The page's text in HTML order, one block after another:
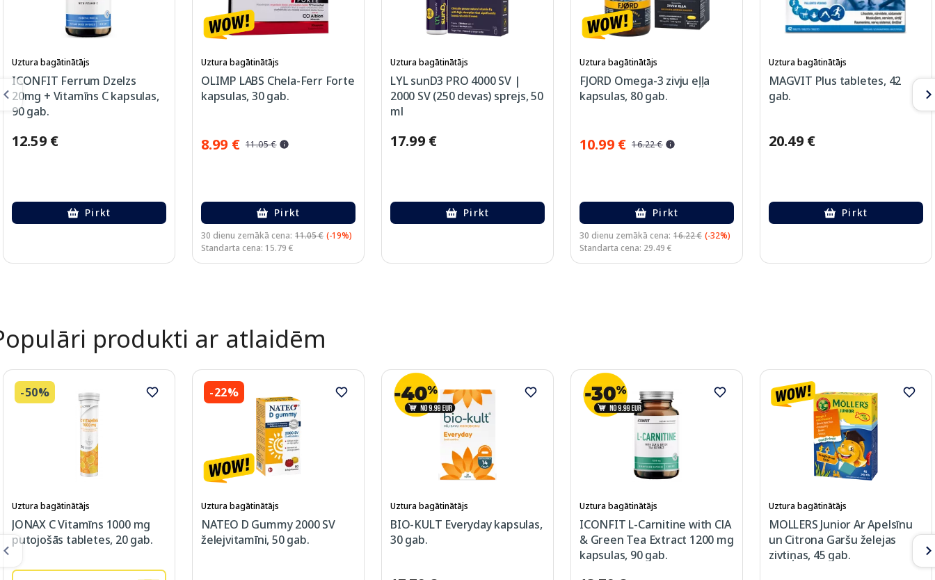
Uztura bagātinātājs
ICONFIT Ferrum Dzelzs
20mg + Vitamīns C kapsulas,
90 gab.
12.59 €
Pirkt
Uztura bagātinātājs
OLIMP LABS Chela-Ferr Forte
kapsulas, 30 gab.
8.99 € 11.05 €
Pirkt
30 dienu zemākā cena: 11.05 € (-19%)
Standarta cena: 15.79 €
Uztura bagātinātājs
LYL sunD3 PRO 4000 SV |
2000 SV (250 devas) sprejs, 50
ml
17.99 €
Pirkt
Uztura bagātinātājs
FJORD Omega-3 zivju eļļa
kapsulas, 80 gab.
10.99 € 16.22 €
Pirkt
30 dienu zemākā cena: 16.22 € (-32%)
Standarta cena: 29.49 €
Uztura bagātinātājs
MAGVIT Plus tabletes, 42
gab.
20.49 €
Pirkt
produkti ar atlaidēm
-50%
Uztura bagātinātājs
JONAX C Vitamīns 1000 mg
putojošās tabletes, 20 gab.
-22%
Uztura bagātinātājs
NATEO D Gummy 2000 SV
želejvitamīni, 50 gab.
Uztura bagātinātājs
BIO-KULT Everyday kapsulas,
30 gab.
Uztura bagātinātājs
ICONFIT L-Carnitine with ClA
& Green Tea Extract 1200 mg
kapsulas, 90 gab.
Uztura bagātinātājs
MOLLERS Junior Ar Apelsīnu
un Citrona Garšu želejas
zivtiņas, 45 gab.